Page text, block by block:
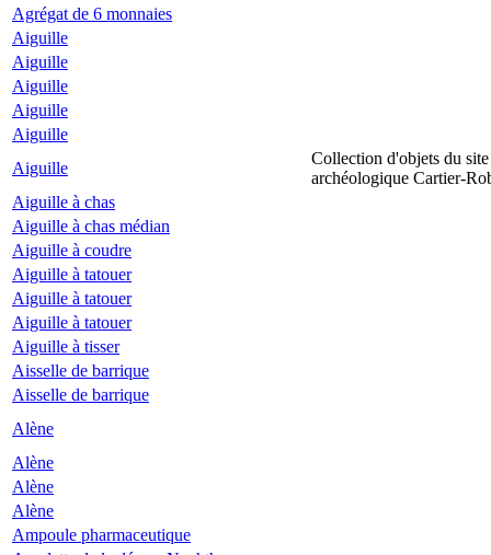
Agrégat de 6 monnaies
Aiguille
Aiguille
Aiguille
Aiguille
Aiguille
Aiguille
Collection d'objets du site
archéologique Cartier-
Aiguille à chas
Aiguille à chas médian
Aiguille à coudre
Aiguille à tatouer
Aiguille à tatouer
Aiguille à tatouer
Aiguille à tisser
Aisselle de barrique
Aisselle de barrique
Alène
Alène
Alène
Alène
Ampoule pharmaceutique